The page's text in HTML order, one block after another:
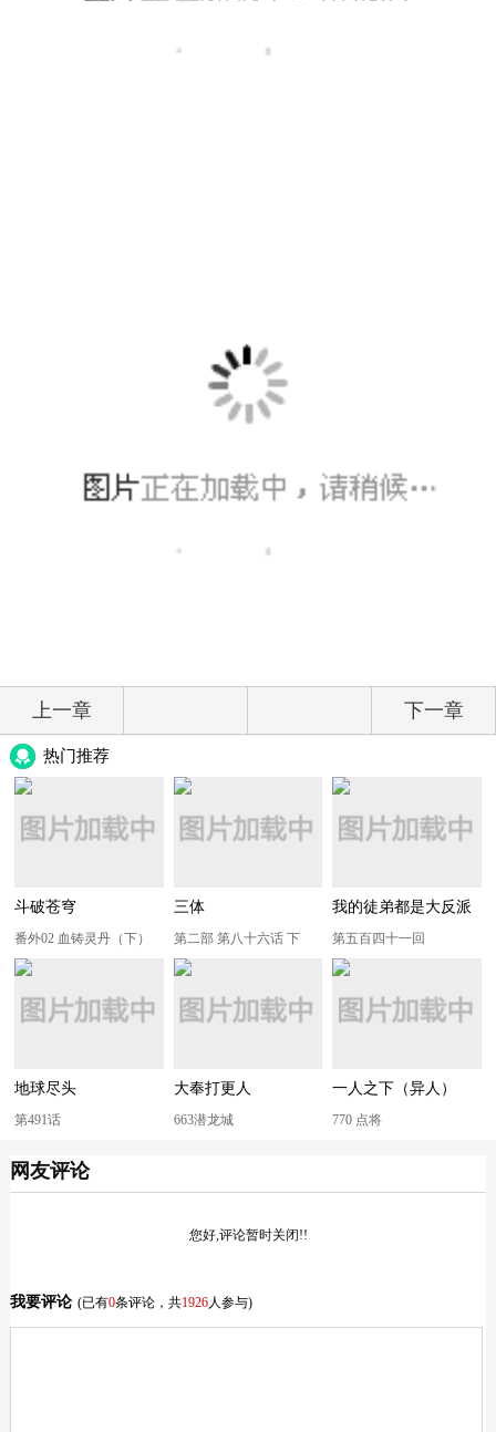
上一章 下一章
热门推荐
斗破苍穹
番外02 血铸灵丹（下）
三体
第二部 第八十六话 下
我的徒弟都是大反派
第五百四十一回
地球尽头
第491话
大奉打更人
663潜龙城
一人之下（异人）
770 点将
网友评论
您好,评论暂时关闭!!
我要评论 (已有0条评论，共1926人参与)